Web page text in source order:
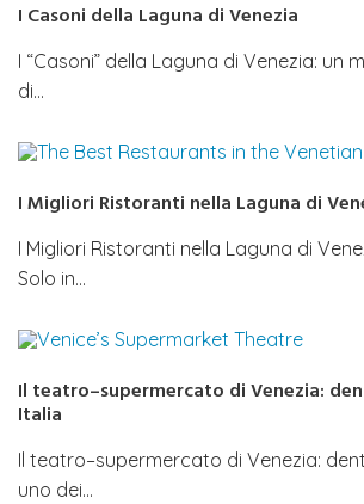
I Casoni della Laguna di Venezia
I “Casoni” della Laguna di Venezia: un
di…
I Migliori Ristoranti nella Laguna di
I Migliori Ristoranti nella Laguna di
Solo in…
Il teatro–supermercato di Venezia:
Italia
Il teatro–supermercato di Venezia:
uno dei…